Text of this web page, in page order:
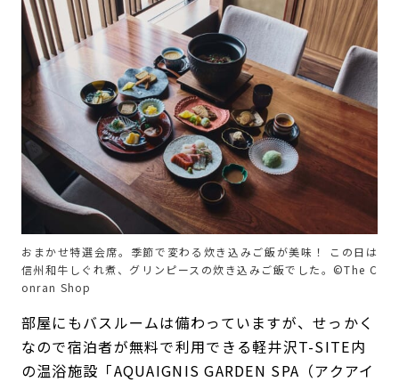
おまかせ特選会席。季節で変わる炊き込みご飯が美味！ この日は
信州和牛しぐれ煮、グリンピースの炊き込みご飯でした。©The C
onran Shop
部屋にもバスルームは備わっていますが、せっかく
なので宿泊者が無料で利用できる軽井沢T-SITE内
の温浴施設「AQUAIGNIS GARDEN SPA（アクアイ